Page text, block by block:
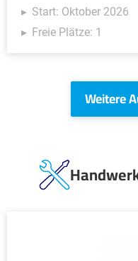
Start: Oktober 2026
Freie Plätze: 1
Weitere